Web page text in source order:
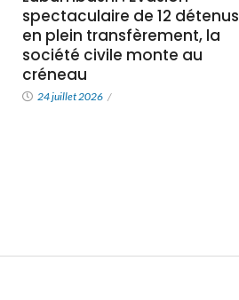
spectaculaire de 12 détenus
en plein transfèrement, la
société civile monte au
créneau
24 juillet 2026 /